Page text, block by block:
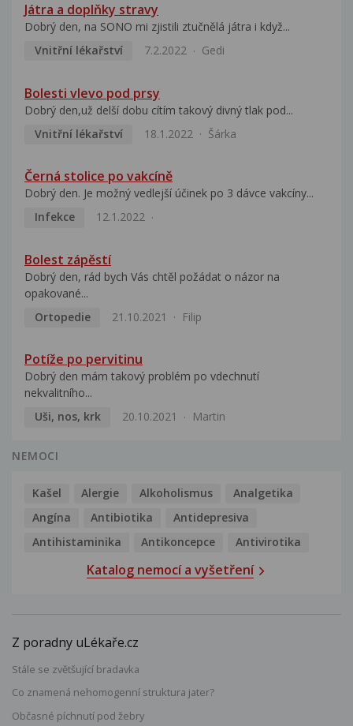
Játra a doplňky stravy
Dobrý den, na SONO mi zjistili ztučnělá játra i když...
Vnitřní lékařství
7.2.2022 Gedi
Bolesti vlevo pod prsy
Dobrý den,už delší dobu cítím takový divný tlak pod...
Vnitřní lékařství
18.1.2022 Šárka
Černá stolice po vakcíně
Dobrý den. Je možný vedlejší účinek po 3 dávce vakcíny...
Infekce
12.1.2022
Bolest zápěstí
Dobrý den, rád bych Vás chtěl požádat o názor na
opakované...
Ortopedie
21.10.2021 Filip
Potíže po pervitinu
Dobrý den mám takový problém po vdechnutí
nekvalitního...
Uši, nos, krk
20.10.2021 Martin
NEMOCI
Kašel Alergie Alkoholismus
Analgetika
Angína
Antibiotika
Antidepresiva
Antihistaminika
Antikoncepce Antivirotika
Katalog nemocí a vyšetření
Z poradny uLékaře.cz
Stále se zvětšující bradavka
Co znamená nehomogenní struktura jater?
Občasné píchnutí pod žebry